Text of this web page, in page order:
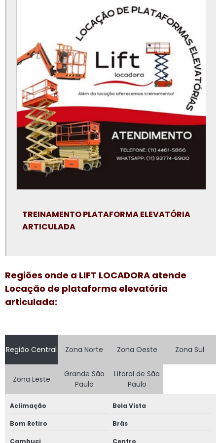
Peças para plataforma elevatória
Plataforma articulada 12m aluguel
Plataforma elevatória 15m
Plataforma elevatória 30 metros
Plataforma elevatória 40 metros
Plataforma elevatória 45 metros
Plataforma elevatória 6 metros
Plataforma elevatória aluguel preço
Plataforma elevatória articulada 15m
Plataforma elevatória articulada aluguel
Plataforma elevatória articulada locação
Plataforma elevatória locação preço
Plataforma elevatória tesoura 15m
Plataforma elevatória tesoura aluguel
Plataforma tesoura aluguel
Plataforma tesoura locação
TREINAMENTO PLATAFORMA ELEVATÓRIA
ARTICULADA
Regiões onde a LIFT LOCADORA atende
Locação de plataforma elevatória
articulada:
Região Central Zona Norte Zona Oeste Zona Sul
Zona Leste
Grande São
Paulo
Litoral de São
Paulo
Aclimação Bela Vista
Bom Retiro Brás
Cambuci Centro